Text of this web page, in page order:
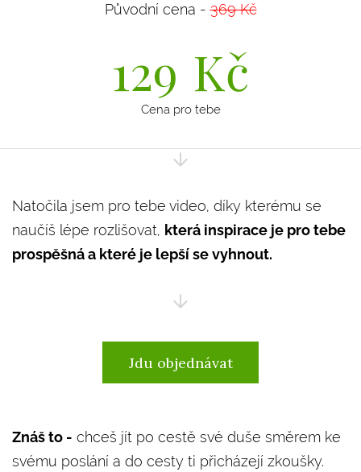
Původní cena - 369 Kč
129 Kč
Cena pro tebe
Natočila jsem pro tebe video, díky kterému se
naučíš lépe rozlišovat, která inspirace je pro tebe
prospěšná a které je lepší se vyhnout.
Jdu objednávat
Znáš to - chceš jít po cestě své duše směrem ke
svému poslání a do cesty ti přicházejí zkoušky.